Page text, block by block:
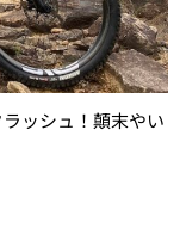
ッシュ！顛末やい